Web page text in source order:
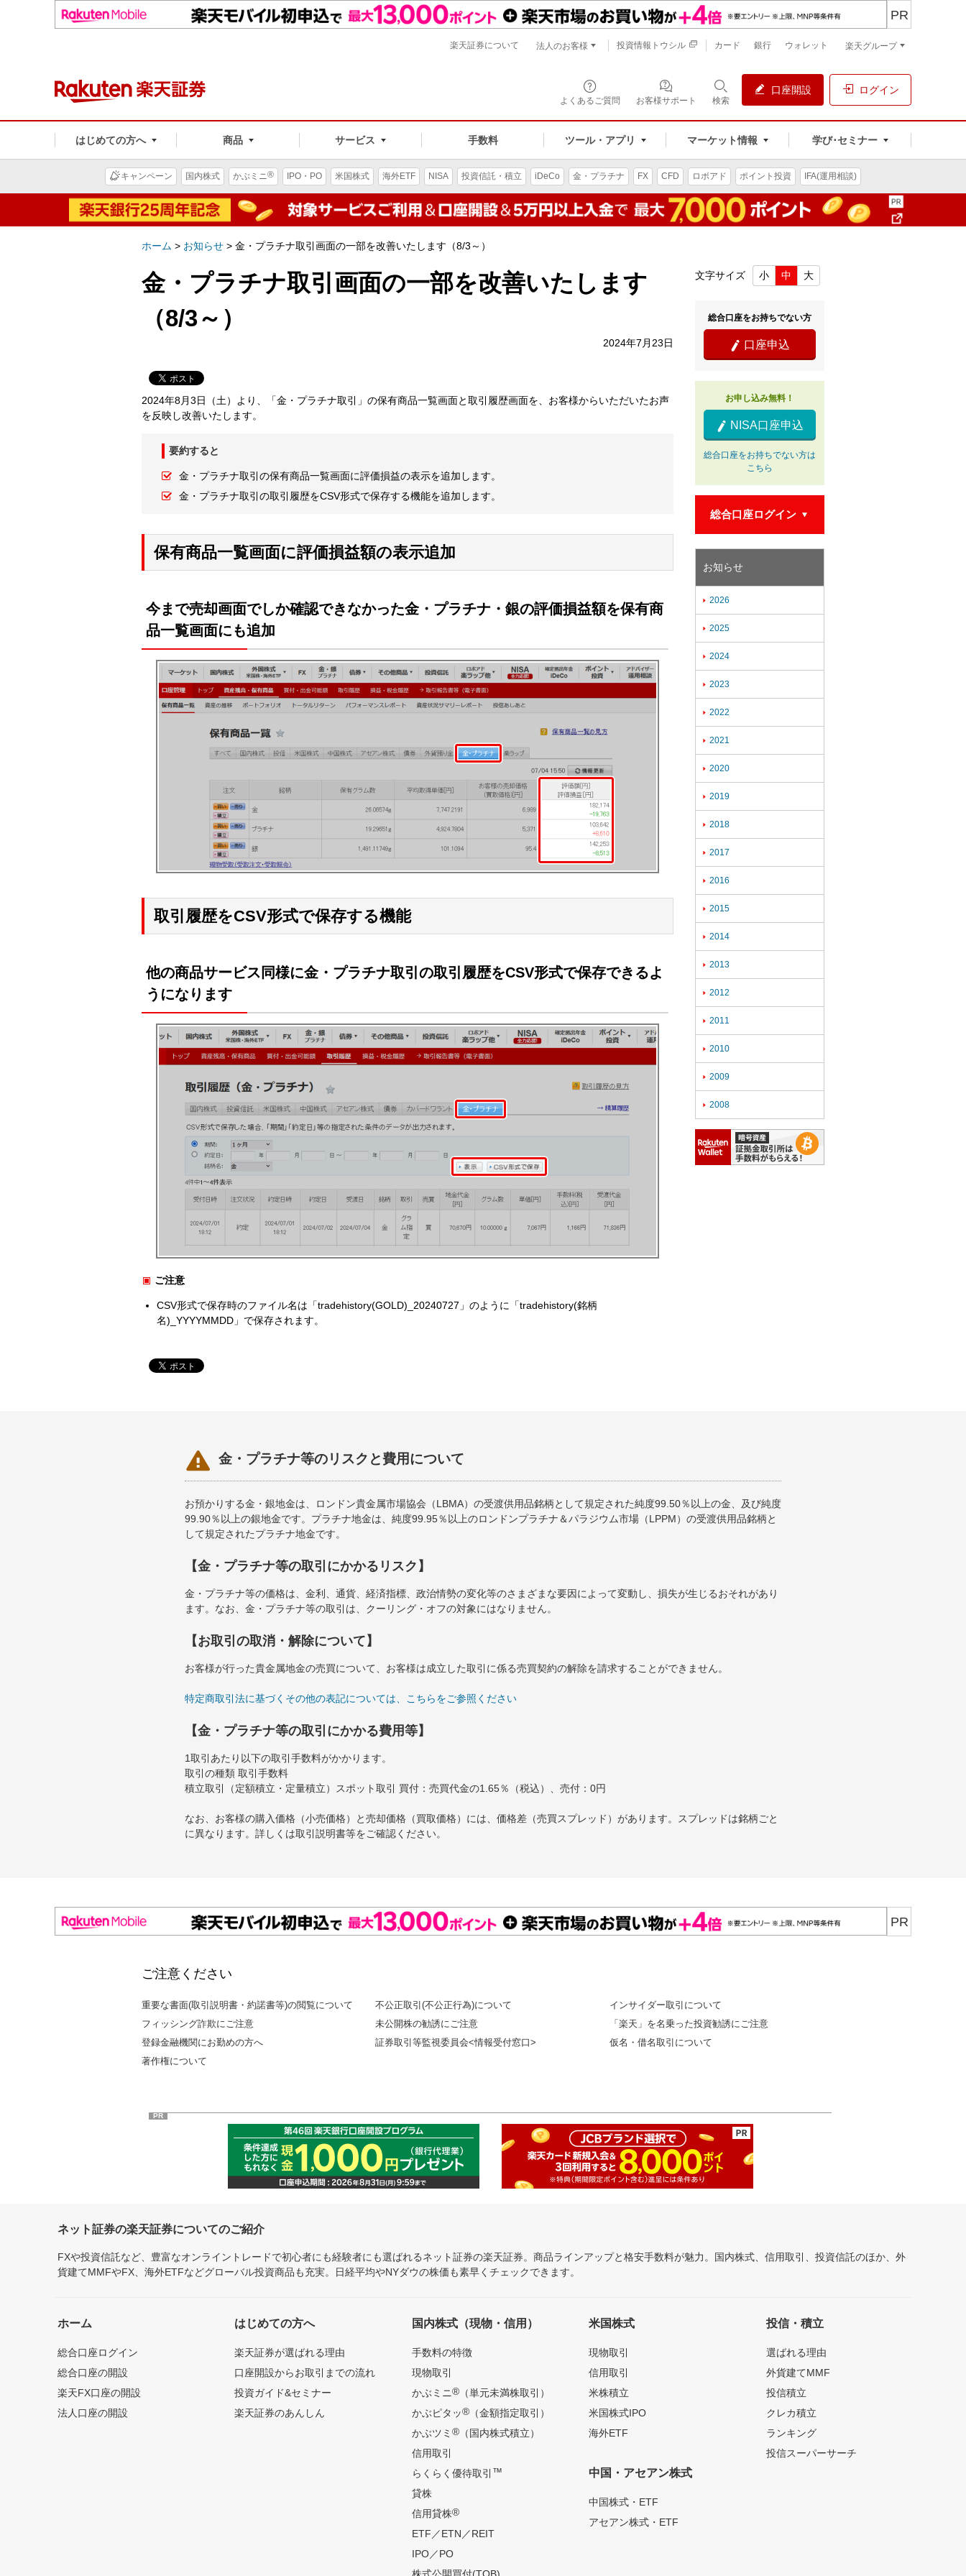
よくあるご質問 お客様サポート 検索
口座開設 ログイン
はじめての方へ 商品 サービス 手数料 ツール・アプリ マーケット情報 学び･セミナー
PR
楽天証券について 法人のお客様 投資情報トウシル カード 銀行 ウォレット 楽天グループ
キャンペーン 国内株式 かぶミニ® IPO・PO 米国株式 海外ETF NISA 投資信託・積立 iDeCo 金・プラチナ FX CFD ロボアド ポイント投資 IFA(運用相談)
ホーム > お知らせ > 金・プラチナ取引画面の一部を改善いたします（8/3～）
金・プラチナ取引画面の一部を改善いたします
（8/3～）
2024年7月23日
2024年8月3日（土）より、「金・プラチナ取引」の保有商品一覧画面と取引履歴画面を、お客様からいただいたお声
を反映し改善いたします。
要約すると
金・プラチナ取引の保有商品一覧画面に評価損益の表示を追加します。
金・プラチナ取引の取引履歴をCSV形式で保存する機能を追加します。
保有商品一覧画面に評価損益額の表示追加
今まで売却画面でしか確認できなかった金・プラチナ・銀の評価損益額を保有商
品一覧画面にも追加
取引履歴をCSV形式で保存する機能
他の商品サービス同様に金・プラチナ取引の取引履歴をCSV形式で保存できるよ
うになります
ご注意
CSV形式で保存時のファイル名は「tradehistory(GOLD)_20240727」のように「tradehistory(銘柄
名)_YYYYMMDD」で保存されます。
文字サイズ 小 中 大
総合口座をお持ちでない方
 口座申込
お申し込み無料！
 NISA口座申込
総合口座をお持ちでない方は
こちら
総合口座ログイン
お知らせ
 2026
 2025
 2024
 2023
 2022
 2021
 2020
 2019
 2018
 2017
 2016
 2015
 2014
 2013
 2012
 2011
 2010
 2009
 2008
 金・プラチナ等のリスクと費用について
お預かりする金・銀地金は、ロンドン貴金属市場協会（LBMA）の受渡供用品銘柄として規定された純度99.50％以上の金、及び純度
99.90％以上の銀地金です。プラチナ地金は、純度99.95％以上のロンドンプラチナ＆パラジウム市場（LPPM）の受渡供用品銘柄と
して規定されたプラチナ地金です。
【金・プラチナ等の取引にかかるリスク】
金・プラチナ等の価格は、金利、通貨、経済指標、政治情勢の変化等のさまざまな要因によって変動し、損失が生じるおそれがあり
ます。なお、金・プラチナ等の取引は、クーリング・オフの対象にはなりません。
【お取引の取消・解除について】
お客様が行った貴金属地金の売買について、お客様は成立した取引に係る売買契約の解除を請求することができません。
特定商取引法に基づくその他の表記については、こちらをご参照ください
【金・プラチナ等の取引にかかる費用等】
1取引あたり以下の取引手数料がかかります。
取引の種類 取引手数料
積立取引（定額積立・定量積立）スポット取引 買付：売買代金の1.65％（税込）、売付：0円
なお、お客様の購入価格（小売価格）と売却価格（買取価格）には、価格差（売買スプレッド）があります。スプレッドは銘柄ごと
に異なります。詳しくは取引説明書等をご確認ください。
PR
ご注意ください
重要な書面(取引説明書・約諾書等)の閲覧について
フィッシング詐欺にご注意
登録金融機関にお勤めの方へ
著作権について
不公正取引(不公正行為)について
未公開株の勧誘にご注意
証券取引等監視委員会<情報受付窓口>
インサイダー取引について
「楽天」を名乗った投資勧誘にご注意
仮名・借名取引について
PR
ネット証券の楽天証券についてのご紹介
FXや投資信託など、豊富なオンライントレードで初心者にも経験者にも選ばれるネット証券の楽天証券。商品ラインアップと格安手数料が魅力。国内株式、信用取引、投資信託のほか、外
貨建てMMFやFX、海外ETFなどグローバル投資商品も充実。日経平均やNYダウの株価も素早くチェックできます。
ホーム
総合口座ログイン
総合口座の開設
楽天FX口座の開設
法人口座の開設
はじめての方へ
楽天証券が選ばれる理由
口座開設からお取引までの流れ
投資ガイド&セミナー
楽天証券のあんしん
国内株式（現物・信用）
手数料の特徴
現物取引
かぶミニ®（単元未満株取引）
かぶピタッ®（金額指定取引）
かぶツミ ®（国内株式積立）
信用取引
らくらく優待取引 ™
貸株
信用貸株®
ETF／ETN／REIT
IPO／PO
株式公開買付(TOB)
米国株式
現物取引
信用取引
米株積立
米国株式IPO
海外ETF
中国・アセアン株式
中国株式・ETF
アセアン株式・ETF
投信・積立
選ばれる理由
外貨建てMMF
投信積立
クレカ積立
ランキング
投信スーパーサーチ